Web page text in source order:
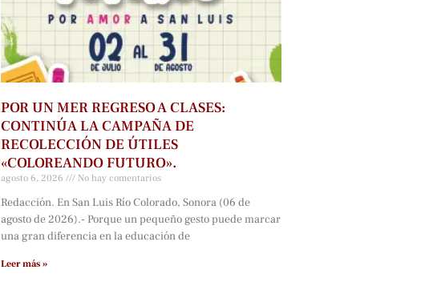
POR UN MER REGRESO A CLASES:
CONTINÚA LA CAMPAÑA DE
RECOLECCIÓN DE ÚTILES
«COLOREANDO FUTURO».
agosto 6, 2026 No hay comentarios
Redacción. En San Luis Río Colorado, Sonora (06 de
agosto de 2026).- Porque un pequeño gesto puede marcar
una gran diferencia en la educación de
Leer más »